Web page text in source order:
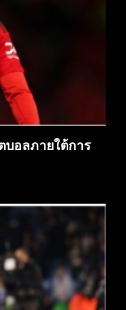
บอลภายใต้การ